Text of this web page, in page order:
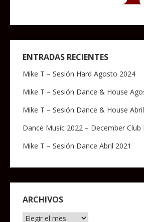
ENTRADAS RECIENTES
Mike T – Sesión Hard Agosto 2024
Mike T – Sesión Dance & House
Mike T – Sesión Dance & House
Dance Music 2022 – December Club
Mike T – Sesión Dance Abril 2021
ARCHIVOS
Archivos